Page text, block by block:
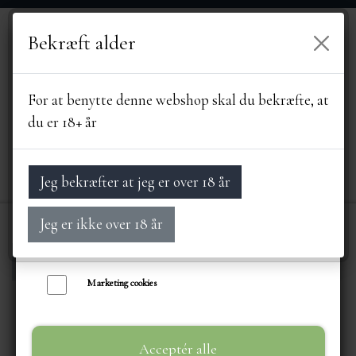
FORSIDE
SORTIMENT
Forside CHOKOLADE & SLIK FYLDT
brugeroplevelse, til markedsføring og til at undersøge, hvordan vores
ved at trykke på linket 'Cookies' nederst på siden.
Nødvendige cookies
Funktionelle cookies
Statistik cookies
Marketing cookies
Acceptér alle
Bekræft alder
For at benytte denne webshop skal du bekræfte, at
du er 18+ år
Jeg bekræfter at jeg er over 18 år
Jeg er ikke over 18 år